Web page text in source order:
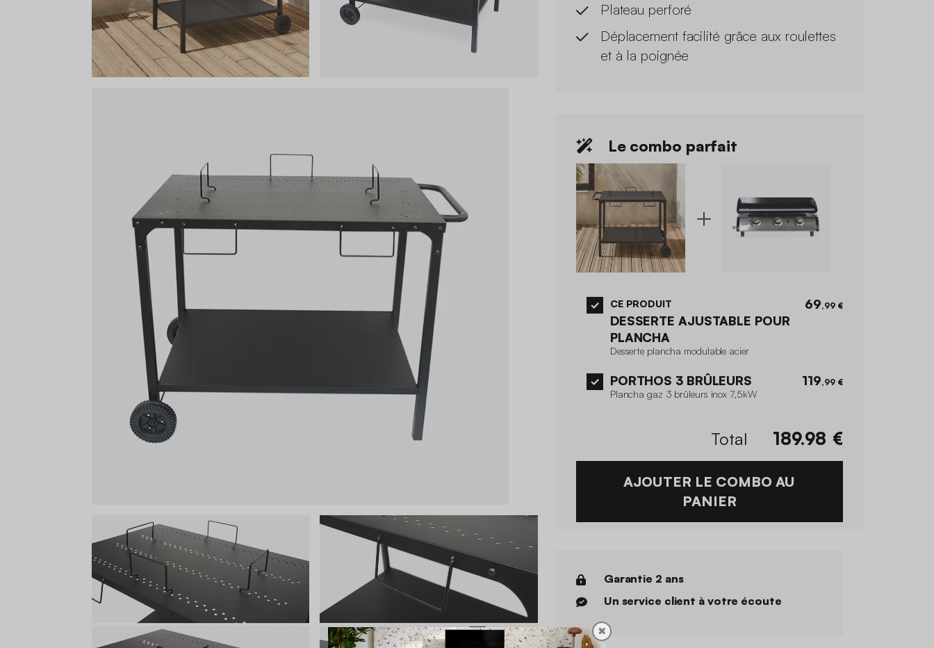
Plateau perforé
Déplacement facilité grâce aux roulettes
et à la poignée
Le combo parfait
CE PRODUIT
DESSERTE AJUSTABLE POUR
PLANCHA
Desserte plancha modulable acier
69,99 €
PORTHOS 3 BRÛLEURS
Plancha gaz 3 brûleurs inox 7,5kW
119,99 €
Total 189.98 €
AJOUTER LE COMBO AU
PANIER
Garantie 2 ans
Un service client à votre écoute
✖